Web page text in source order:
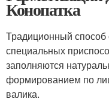
Конопатка
Традиционный
специальных
заполняются
формированием по
валика.